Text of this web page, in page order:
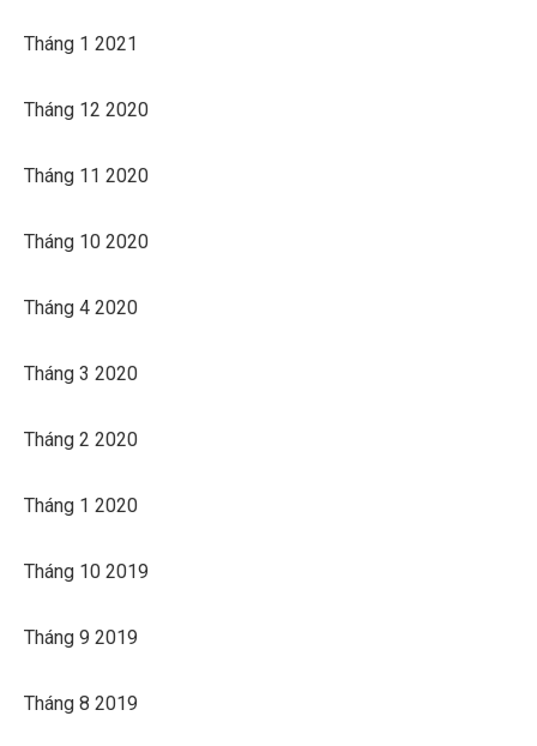
Tháng 1 2021
Tháng 12 2020
Tháng 11 2020
Tháng 10 2020
Tháng 4 2020
Tháng 3 2020
Tháng 2 2020
Tháng 1 2020
Tháng 10 2019
Tháng 9 2019
Tháng 8 2019